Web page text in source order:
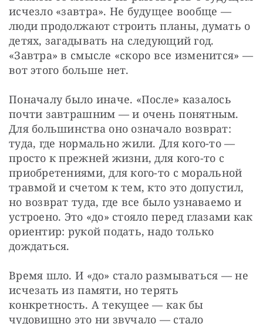
исчезло «завтра». Не будущее вообще —
люди продолжают строить планы, думать о
детях, загадывать на следующий год.
«Завтра» в смысле «скоро все изменится» —
вот этого больше нет.
Поначалу было иначе. «После» казалось
почти завтрашним — и очень понятным.
Для большинства оно означало возврат:
туда, где нормально жили. Для кого-то —
просто к прежней жизни, для кого-то с
приобретениями, для кого-то с моральной
травмой и счетом к тем, кто это допустил,
но возврат туда, где все было узнаваемо и
устроено. Это «до» стояло перед глазами как
ориентир: рукой подать, надо только
дождаться.
Время шло. И «до» стало размываться — не
исчезать из памяти, но терять
конкретность. А текущее — как бы
чудовищно это ни звучало — стало